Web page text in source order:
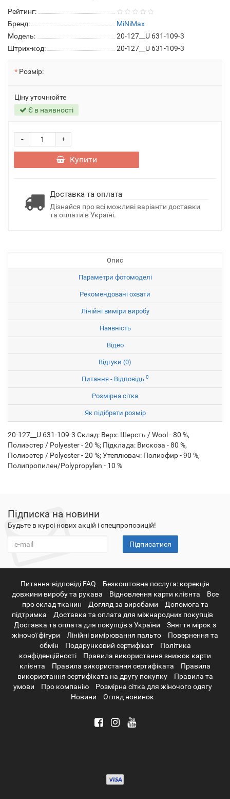
Рейтинг:
Бренд:
MiNiMax
Модель:
20-127__U 631-109-3
Штрих-код:
20-127__U 631-109-3
Розмір:
Ціну уточнюйте
Є в наявності
+
-
Купити
Доставка та оплата
Дізнайся про всі можливі варіанти доставки
та оплати в Україні.
Опис
Параметри фотомоделі
Рекомендовані охвати
Лінійні виміри виробу
Наявність
Відео
Відгуки (0)
Питання - Відповідь 0
Розмірна сітка
Як підібрати розмір
20-127__U 631-109-3 Склад: Верх: Шерсть / Wool - 80 %,
Полиэстер / Polyester - 20 %; Підклада: Вискоза - 80 %,
Полиэстер / Polyester - 20 %; Утеплювач: Полиэфир - 90 %,
Полипропилен/Polypropylen - 10 %
Підписка на новини
Будьте в курсі нових акцій і спецпропозицій!
Підписатися
Питання-відповіді FAQ
Безкоштовна послуга: корекція
довжини виробу та рукава
Відновлення карти клієнта
Все
про склад тканин
Догляд за виробами
Допомога та
підтримка
Доставка та оплата для міжнародних покупців
Доставка та оплата для покупців з України
Зняття мірок з
жіночої фігури
Лінійні вимірювання пальто
Повернення та
обмін
Подарунковий сертифікат
Політика
конфіденційності
Правила використання знижок карти
клієнта
Правила використання сертифіката
Правила
використання сертифіката на другу покупку
Правила та
умови
Про компанію
Розмірна сітка для жіночого одягу
Новини
Огляд новинок